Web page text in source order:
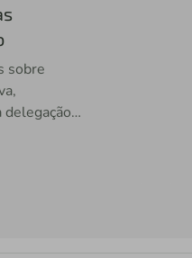
sobre